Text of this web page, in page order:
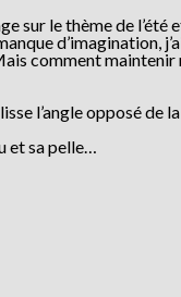
sur le thème de l’été
d’imagination,
comment maintenir
l’angle opposé de
et sa pelle…